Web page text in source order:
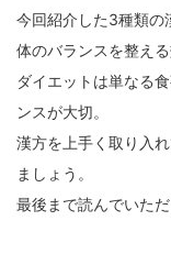
今回紹介した3種類の
体のバランスを整え
ダイエットは単なる
ンスが大切。
漢方を上手く取り入
ましょう。
最後まで読んでいた